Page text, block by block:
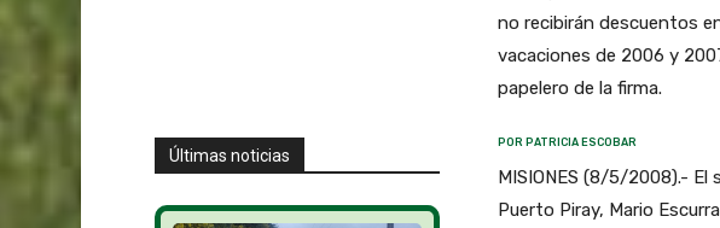
Últimas noticias
no recibirán descuentos
vacaciones de 2006 y
papelero de la firma.
POR PATRICIA ESCOBAR
MISIONES (8/5/2008).- El
Puerto Piray, Mario